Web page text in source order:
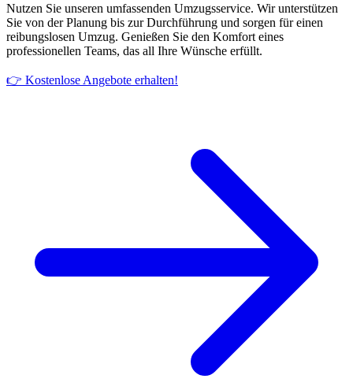
Nutzen Sie unseren umfassenden Umzugsservice. Wir unterstützen
Sie von der Planung bis zur Durchführung und sorgen für einen
reibungslosen Umzug. Genießen Sie den Komfort eines
professionellen Teams, das all Ihre Wünsche erfüllt.
👉 Kostenlose Angebote erhalten!